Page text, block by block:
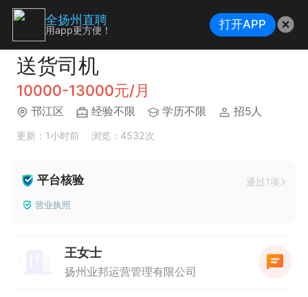
送货司机
10000-13000元/月
邗江区 经验不限 学历不限 招5人
更新：1小时前 浏览：4532次
平台核验 通过1项
营业执照
王女士
扬州业邦运营管理有限公司
全扬州直聘
用app更方便！ 打开APP